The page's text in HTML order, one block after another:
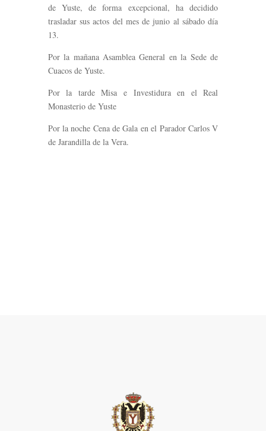
de Yuste, de forma excepcional, ha decidido
trasladar sus actos del mes de junio al sábado día
13.
Por la mañana Asamblea General en la Sede de
Cuacos de Yuste.
Por la tarde Misa e Investidura en el Real
Monasterio de Yuste
Por la noche Cena de Gala en el Parador Carlos V
de Jarandilla de la Vera.